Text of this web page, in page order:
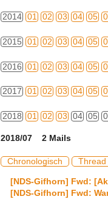
2014 01 02 03 04 05
2015 01 02 03 04 05
2016 01 02 03 04 05
2017 01 02 03 04 05
2018 01 02 03 04 05
2018/07 2 Mails
Chronologisch Thread
[NDS-Gifhorn] Fwd:
[NDS-Gifhorn] Fwd: